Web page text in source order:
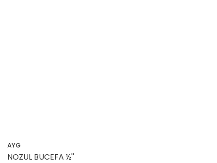
AYG
NOZUL BUCEFA ½''